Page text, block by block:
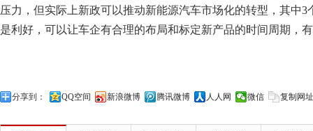
压力，但实际上新政可以推动新能源汽车市场化的转型，其中
是利好，可以让车企有合理的布局和标定新产品的时间周期，
分享到： QQ空间 新浪微博 腾讯微博 人人网 微信 复制网址